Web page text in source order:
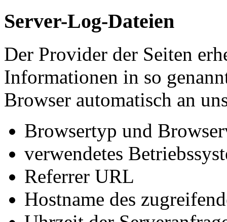
Server-Log-Dateien
Der Provider der Seiten
Informationen in so
Browser automatisch an
Browsertyp und
verwendetes
Referrer URL
Hostname des